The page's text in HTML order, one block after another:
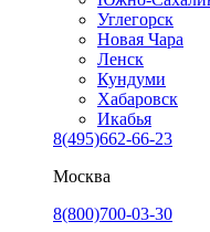
Углегорск
Новая Чара
Ленск
Кундуми
Хабаровск
Икабья
8(495)662-66-23
Москва
8(800)700-03-30